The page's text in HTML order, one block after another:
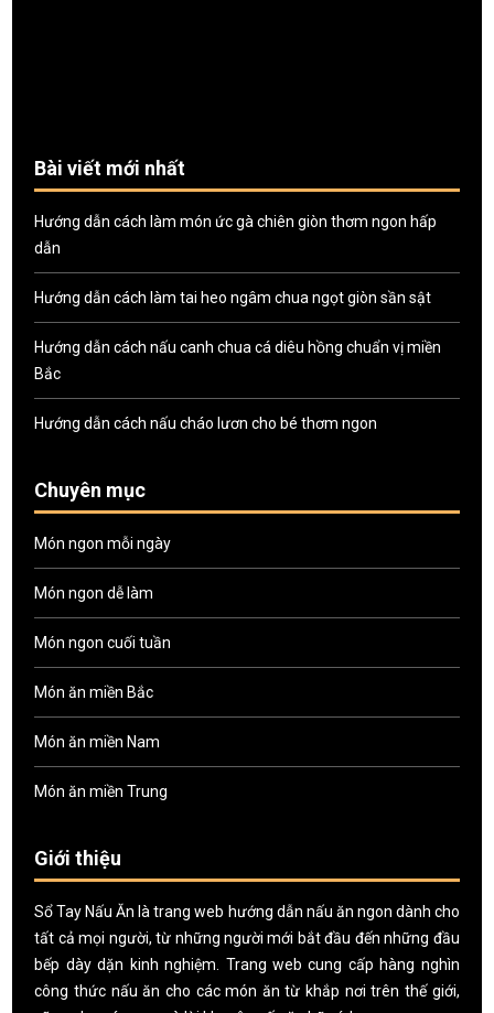
Bài viết mới nhất
Hướng dẫn cách làm món ức gà chiên giòn thơm ngon hấp
dẫn
Hướng dẫn cách làm tai heo ngâm chua ngọt giòn sần sật
Hướng dẫn cách nấu canh chua cá diêu hồng chuẩn vị miền
Bắc
Hướng dẫn cách nấu cháo lươn cho bé thơm ngon
Chuyên mục
Món ngon mỗi ngày
Món ngon dễ làm
Món ngon cuối tuần
Món ăn miền Bắc
Món ăn miền Nam
Món ăn miền Trung
Giới thiệu
Sổ Tay Nấu Ăn là trang web hướng dẫn nấu ăn ngon dành cho
tất cả mọi người, từ những người mới bắt đầu đến những đầu
bếp dày dặn kinh nghiệm. Trang web cung cấp hàng nghìn
công thức nấu ăn cho các món ăn từ khắp nơi trên thế giới,